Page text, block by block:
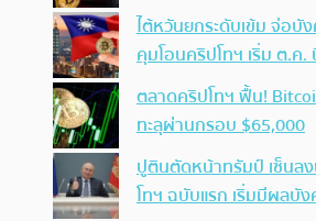
ไต้หวันยกระดับเข้ม จ่อบั
คุมโอนคริปโทฯ เริ่ม ต.ค.
ตลาดคริปโทฯ ฟื้น!
ทะลุผ่านกรอบ $65,000
ปูตินตัดหน้าทรัมป์ เซ็นล
โทฯ ฉบับแรก เริ่มมีผลบั